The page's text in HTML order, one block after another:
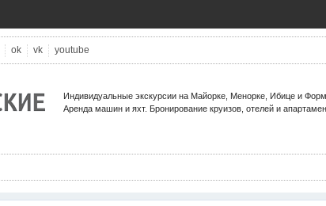
ok vk youtube
Индивидуальные экскурсии на Майорке, Менорке, Ибице и
Аренда машин и яхт. Бронирование круизов, отелей и